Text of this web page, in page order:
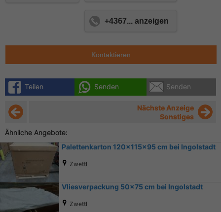
+4367... anzeigen
Kontaktieren
Teilen Senden Senden
Nächste Anzeige
Sonstiges
Ähnliche Angebote:
Palettenkarton 120x115x95 cm bei Ingolstadt
Zwettl
Vliesverpackung 50x75 cm bei Ingolstadt
Zwettl